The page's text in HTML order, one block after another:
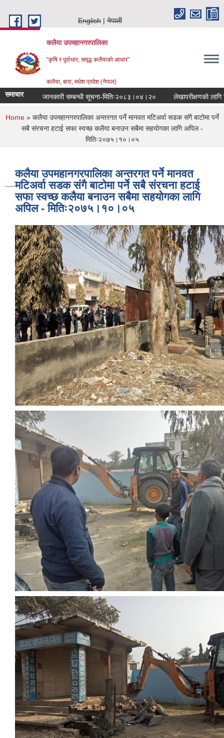
English
नेपाली
कलैया उपमहानगरपालिका
“कृषि र पूर्वाधार, समृद्ध कलैयाको आधार”
कलैया, बारा, मधेश प्रदेश (नेपाल)
समाचार जानकारी सम्बन्धी सूचना-मितिः२०८३।०४।२० लेखापरीक्षणको लागि
You are here
Home» कलैया उपमहानगरपालिका अन्तरगत पर्ने मानवत मटिअर्वा सडक संगै बाटोमा पर्ने
सबै संरचना हटाई सफा स्वच्छ कलैया बनाउन सबैमा सहयोगका लागि अपिल -
मितिः२०७५।१०।०५
कलैया उपमहानगरपालिका अन्तरगत पर्ने मानवत
मटिअर्वा सडक संगै बाटोमा पर्ने सबै संरचना हटाई
सफा स्वच्छ कलैया बनाउन सबैमा सहयोगका लागि
अपिल - मितिः२०७५।१०।०५